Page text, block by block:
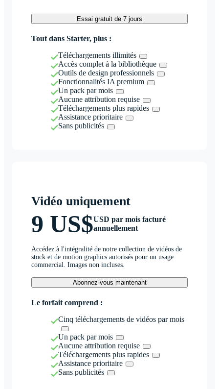
Essai gratuit de 7 jours
Tout dans Starter, plus :
Téléchargements illimités
Accès complet à la bibliothèque
Outils de design professionnels
Fonctionnalités IA premium
Un pack par mois
Aucune attribution requise
Téléchargements plus rapides
Assistance prioritaire
Sans publicités
Vidéo uniquement
9 US$USD par mois facturé
annuellement
Accédez à l'intégralité de notre collection de vidéos de
stock et de motion graphics autorisés pour un usage
commercial. Images non incluses.
Abonnez-vous maintenant
Le forfait comprend :
Cinq téléchargements de vidéos par mois
Un pack par mois
Aucune attribution requise
Téléchargements plus rapides
Assistance prioritaire
Sans publicités